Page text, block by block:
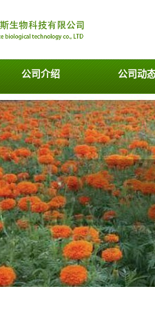
公司介绍 公司动